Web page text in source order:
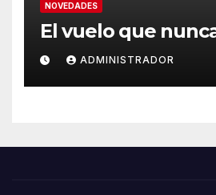
NOVEDADES
El vuelo que
ADMINISTRADOR